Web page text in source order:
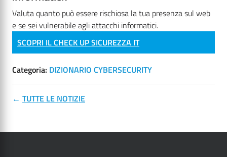
Valuta quanto può essere rischiosa la tua presenza sul web
e se sei vulnerabile agli attacchi informatici.
SCOPRI IL CHECK UP SICUREZZA IT
Categoria: DIZIONARIO CYBERSECURITY
← TUTTE LE NOTIZIE